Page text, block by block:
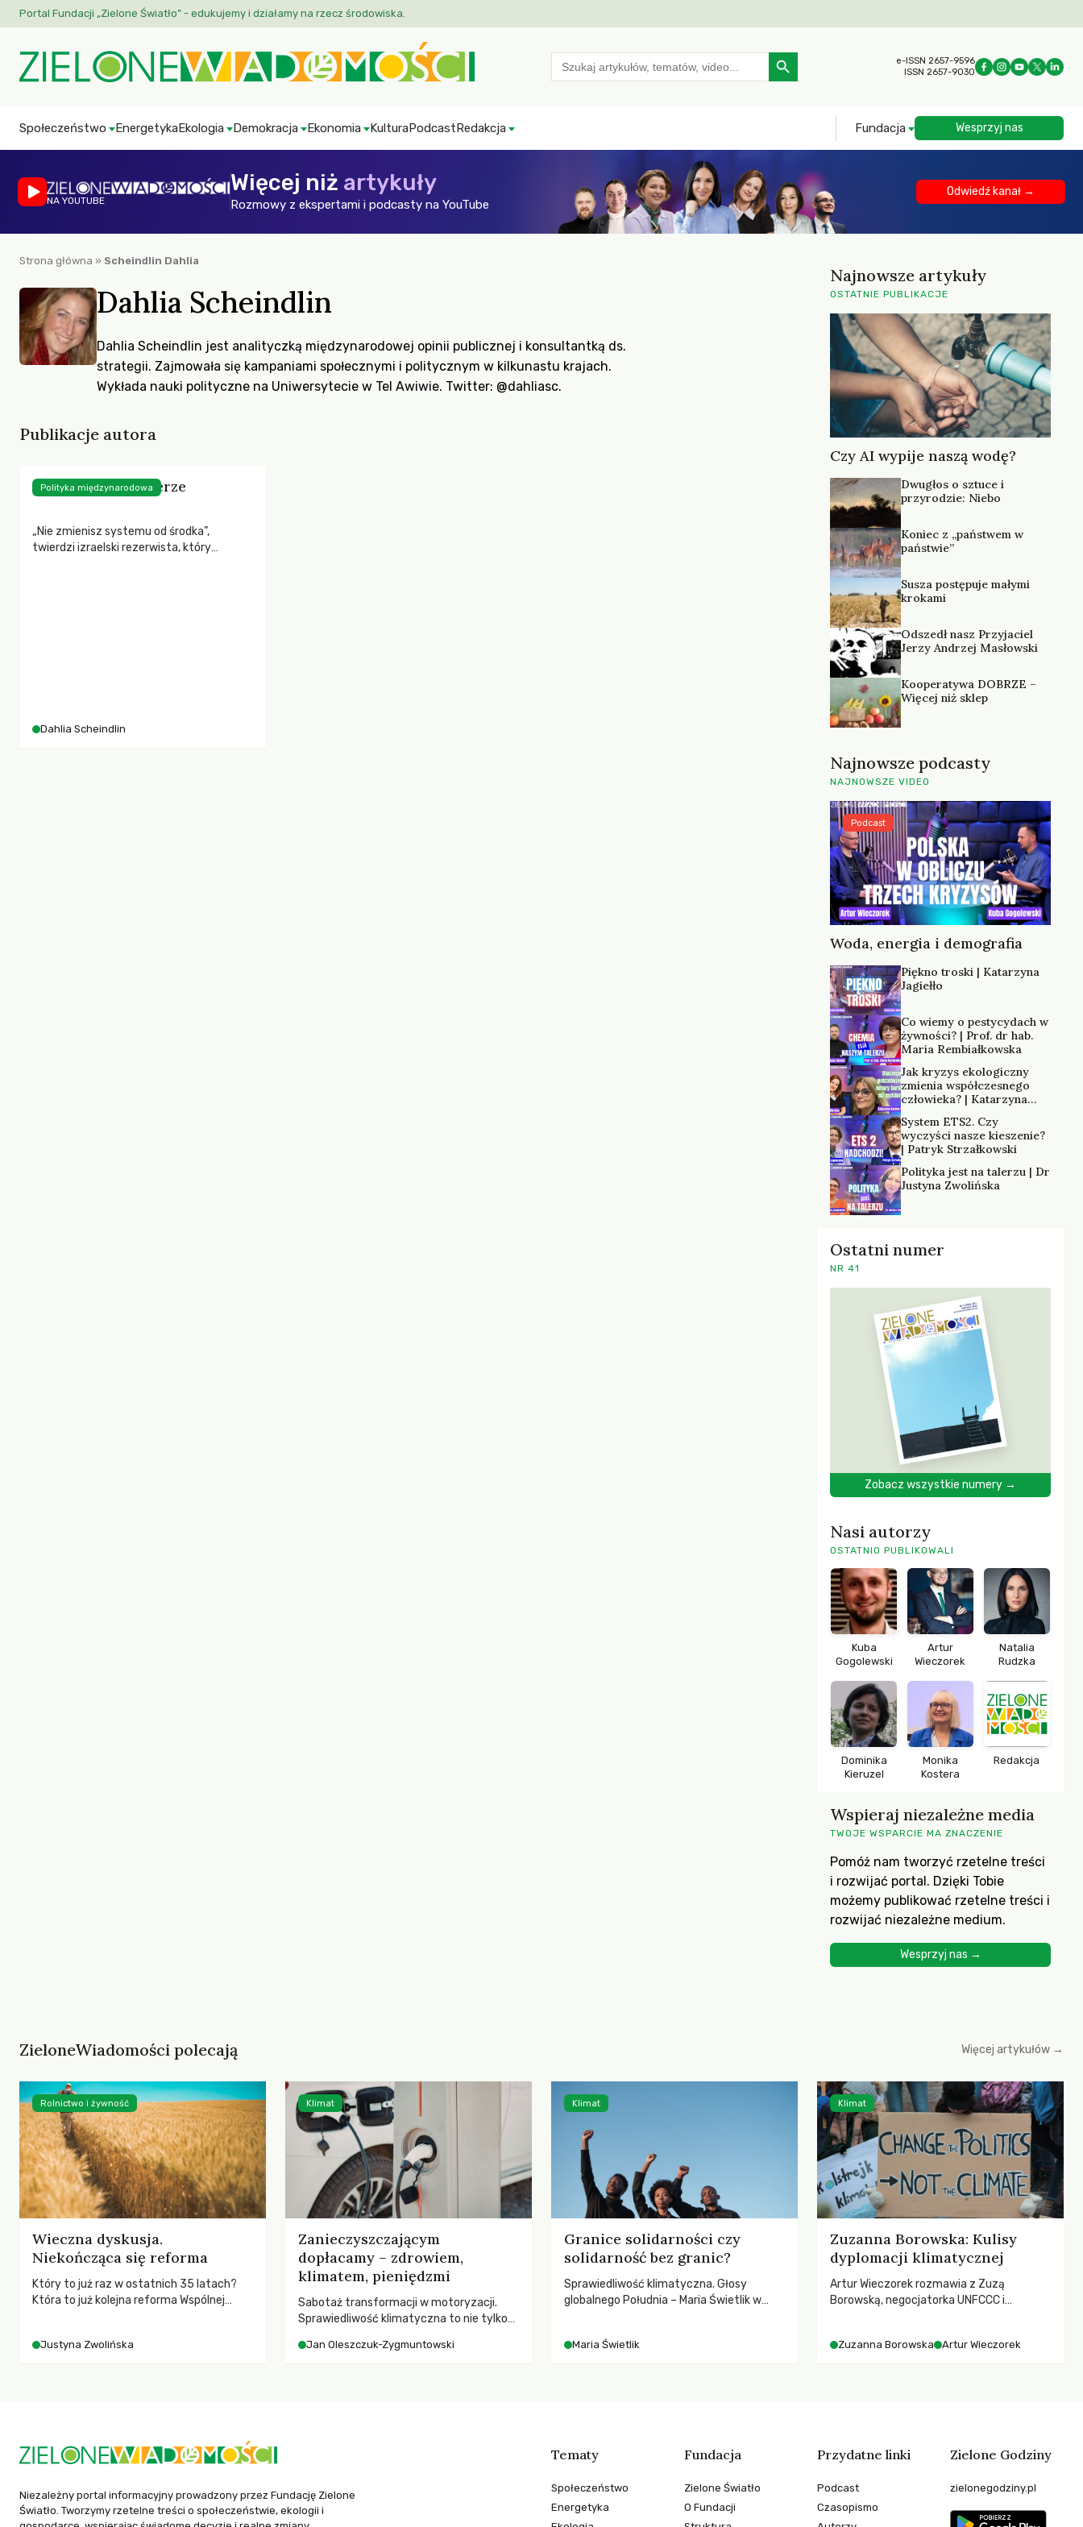
Portal Fundacji „Zielone Światło” - edukujemy i działamy na rzecz środowiska.
Search
for:
Search Button
e-ISSN 2657-9596
ISSN 2657-9030
Społeczeństwo EnergetykaEkologia Demokracja Ekonomia KulturaPodcastRedakcja Fundacja Wesprzyj nas
NA YOUTUBE
Więcej niż artykuły
Rozmowy z ekspertami i podcasty na YouTube
Odwiedź kanał →
Strona główna » Scheindlin Dahlia
Dahlia Scheindlin
Dahlia Scheindlin jest analityczką międzynarodowej opinii publicznej i konsultantką ds.
strategii. Zajmowała się kampaniami społecznymi i politycznym w kilkunastu krajach.
Wykłada nauki polityczne na Uniwersytecie w Tel Awiwie. Twitter: @dahliasc.
Publikacje autora
Obywatele i żołnierze
„Nie zmienisz systemu od środka”,
twierdzi izraelski rezerwista, który
Dahlia Scheindlin
Polityka międzynarodowa
Najnowsze artykuły
OSTATNIE PUBLIKACJE
Czy AI wypije naszą wodę?
Dwugłos o sztuce i
przyrodzie: Niebo
Koniec z „państwem w
państwie”
Susza postępuje małymi
krokami
Odszedł nasz Przyjaciel
Jerzy Andrzej Masłowski
Kooperatywa DOBRZE –
Więcej niż sklep
Najnowsze podcasty
NAJNOWSZE VIDEO
Woda, energia i demografia
Podcast
Piękno troski | Katarzyna
Jagiełło
Co wiemy o pestycydach w
żywności? | Prof. dr hab.
Maria Rembiałkowska
Jak kryzys ekologiczny
zmienia współczesnego
człowieka? | Katarzyna
System ETS2. Czy
wyczyści nasze kieszenie?
| Patryk Strzałkowski
Polityka jest na talerzu | Dr
Justyna Zwolińska
Ostatni numer
NR 41
Zobacz wszystkie numery →
Nasi autorzy
OSTATNIO PUBLIKOWALI
Kuba
Gogolewski
Artur
Wieczorek
Natalia
Rudzka
Dominika
Kieruzel
Monika
Kostera
Redakcja
Wspieraj niezależne media
TWOJE WSPARCIE MA ZNACZENIE
Pomóż nam tworzyć rzetelne treści
i rozwijać portal. Dzięki Tobie
możemy publikować rzetelne treści i
rozwijać niezależne medium.
Wesprzyj nas →
ZieloneWiadomości polecają Więcej artykułów →
Wieczna dyskusja.
Niekończąca się reforma
Który to już raz w ostatnich 35 latach?
Która to już kolejna reforma Wspólnej
społeczne?
Justyna Zwolińska
Rolnictwo i żywność
Zanieczyszczającym
dopłacamy – zdrowiem,
klimatem, pieniędzmi
Sabotaż transformacji w motoryzacji.
Sprawiedliwość klimatyczna to nie tylko
ponosi konsekwencje globalnego
Jan Oleszczuk-Zygmuntowski
Klimat
Granice solidarności czy
solidarność bez granic?
Sprawiedliwość klimatyczna. Głosy
globalnego Południa – Maria Świetlik w
Maria Świetlik
Klimat
Zuzanna Borowska: Kulisy
dyplomacji klimatycznej
Artur Wieczorek rozmawia z Zuzą
Borowską, negocjatorka UNFCCC i
ruchach klimatycznych
Zuzanna Borowska Artur Wieczorek
Klimat
Niezależny portal informacyjny prowadzony przez Fundację Zielone
Światło. Tworzymy rzetelne treści o społeczeństwie, ekologii i
Tematy
Społeczeństwo
Energetyka
Fundacja
Zielone Światło
O Fundacji
Przydatne linki
Podcast
Czasopismo
Zielone Godziny
zielonegodziny.pl